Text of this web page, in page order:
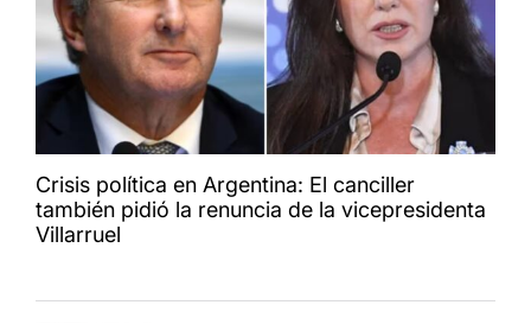
Crisis política en Argentina: El canciller
también pidió la renuncia de la vicepresidenta
Villarruel